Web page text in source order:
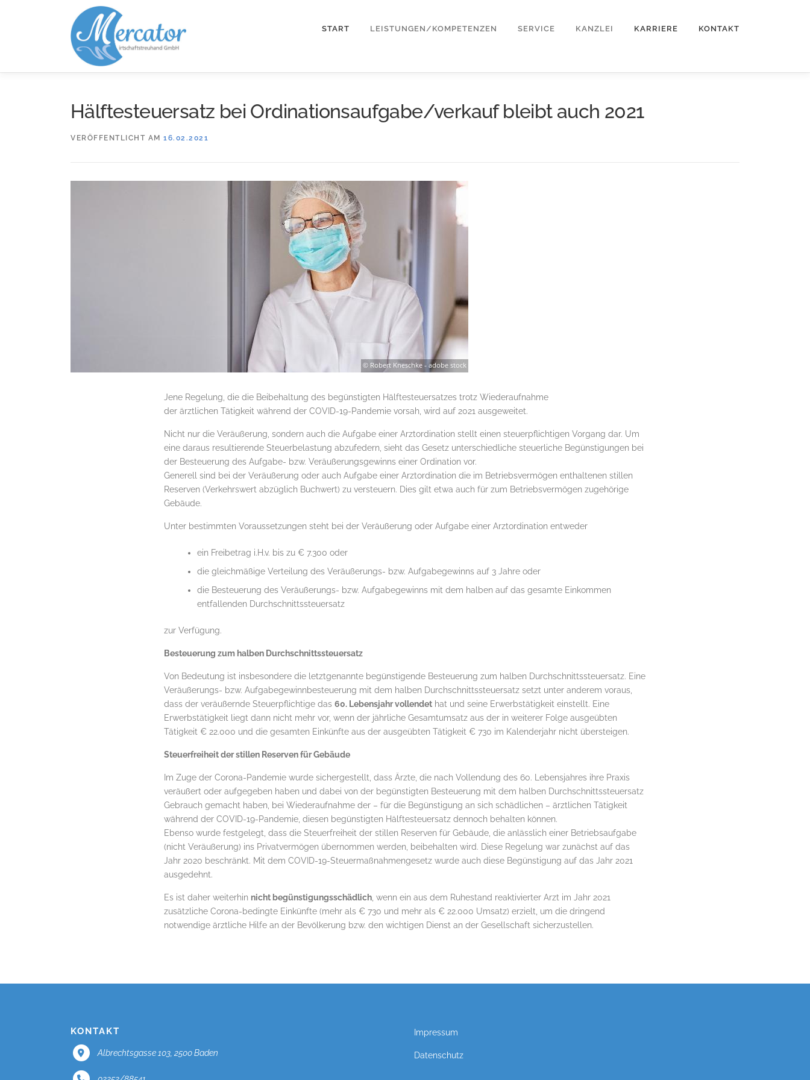
START LEISTUNGEN/KOMPETENZEN SERVICE KANZLEI KARRIERE KONTAKT
Hälftesteuersatz bei Ordinationsaufgabe/verkauf bleibt auch 2021
VERÖFFENTLICHT AM 16.02.2021
Jene Regelung, die die Beibehaltung des begünstigten Hälftesteuersatzes trotz Wiederaufnahme
der ärztlichen Tätigkeit während der COVID-19-Pandemie vorsah, wird auf 2021 ausgeweitet.
Nicht nur die Veräußerung, sondern auch die Aufgabe einer Arztordination stellt einen steuerpflichtigen Vorgang dar. Um
eine daraus resultierende Steuerbelastung abzufedern, sieht das Gesetz unterschiedliche steuerliche Begünstigungen bei
der Besteuerung des Aufgabe- bzw. Veräußerungsgewinns einer Ordination vor.
Generell sind bei der Veräußerung oder auch Aufgabe einer Arztordination die im Betriebsvermögen enthaltenen stillen
Reserven (Verkehrswert abzüglich Buchwert) zu versteuern. Dies gilt etwa auch für zum Betriebsvermögen zugehörige
Gebäude.
Unter bestimmten Voraussetzungen steht bei der Veräußerung oder Aufgabe einer Arztordination entweder
ein Freibetrag i.H.v. bis zu € 7.300 oder
die gleichmäßige Verteilung des Veräußerungs- bzw. Aufgabegewinns auf 3 Jahre oder
die Besteuerung des Veräußerungs- bzw. Aufgabegewinns mit dem halben auf das gesamte Einkommen
entfallenden Durchschnittssteuersatz
zur Verfügung.
Besteuerung zum halben Durchschnittssteuersatz
Von Bedeutung ist insbesondere die letztgenannte begünstigende Besteuerung zum halben Durchschnittssteuersatz. Eine
Veräußerungs- bzw. Aufgabegewinnbesteuerung mit dem halben Durchschnittssteuersatz setzt unter anderem voraus,
dass der veräußernde Steuerpflichtige das 60. Lebensjahr vollendet hat und seine Erwerbstätigkeit einstellt. Eine
Erwerbstätigkeit liegt dann nicht mehr vor, wenn der jährliche Gesamtumsatz aus der in weiterer Folge ausgeübten
Tätigkeit € 22.000 und die gesamten Einkünfte aus der ausgeübten Tätigkeit € 730 im Kalenderjahr nicht übersteigen.
Steuerfreiheit der stillen Reserven für Gebäude
Im Zuge der Corona-Pandemie wurde sichergestellt, dass Ärzte, die nach Vollendung des 60. Lebensjahres ihre Praxis
veräußert oder aufgegeben haben und dabei von der begünstigten Besteuerung mit dem halben Durchschnittssteuersatz
Gebrauch gemacht haben, bei Wiederaufnahme der – für die Begünstigung an sich schädlichen – ärztlichen Tätigkeit
während der COVID-19-Pandemie, diesen begünstigten Hälftesteuersatz dennoch behalten können.
Ebenso wurde festgelegt, dass die Steuerfreiheit der stillen Reserven für Gebäude, die anlässlich einer Betriebsaufgabe
(nicht Veräußerung) ins Privatvermögen übernommen werden, beibehalten wird. Diese Regelung war zunächst auf das
Jahr 2020 beschränkt. Mit dem COVID-19-Steuermaßnahmengesetz wurde auch diese Begünstigung auf das Jahr 2021
ausgedehnt.
Es ist daher weiterhin nicht begünstigungsschädlich , wenn ein aus dem Ruhestand reaktivierter Arzt im Jahr 2021
zusätzliche Corona-bedingte Einkünfte (mehr als € 730 und mehr als € 22.000 Umsatz) erzielt, um die dringend
notwendige ärztliche Hilfe an der Bevölkerung bzw. den wichtigen Dienst an der Gesellschaft sicherzustellen.
KONTAKT
Albrechtsgasse 103, 2500 Baden
Impressum
Datenschutz